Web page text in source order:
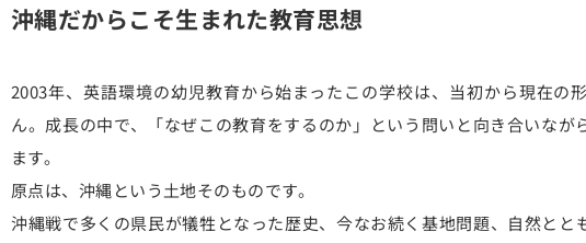
沖縄だからこそ生まれた教育思想
2003年、英語環境の幼児教育から始まったこの学校は、当初から現在の
ん。成長の中で、「なぜこの教育をするのか」という問いと向き合いなが
ます。
原点は、沖縄という土地そのものです。
沖縄戦で多くの県民が犠牲となった歴史、今なお続く基地問題、自然とと